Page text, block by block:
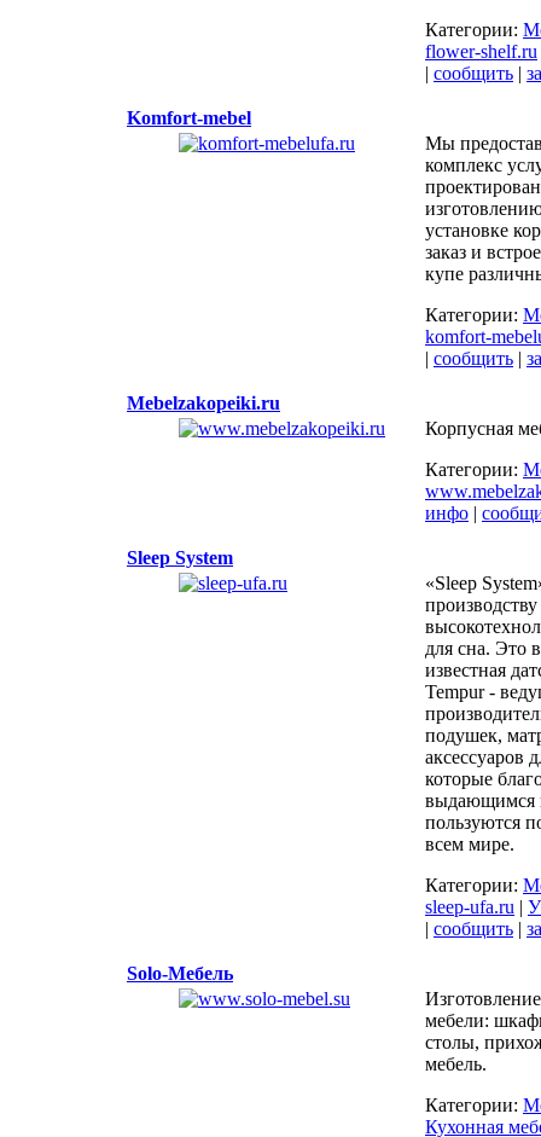
Категории:
flower-shelf.ru
| сообщить |
Komfort-mebel
Мы
комплекс
установке
заказ и
купе
Категории:
komfort-
| сообщить |
Mebelzakopeiki.ru
Корпусная
Категории:
инфо |
Sleep System
«Sleep
производству
для сна. Это
известная
Tempur -
подушек,
аксессуаров
которые
выдающимся
пользуются
всем мире.
Категории:
sleep-ufa.ru |
| сообщить |
Solo-Мебель
мебели:
столы,
мебель.
Категории:
Кухонная